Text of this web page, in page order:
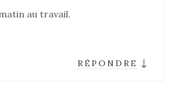
au travail.
RÉPONDRE ↓